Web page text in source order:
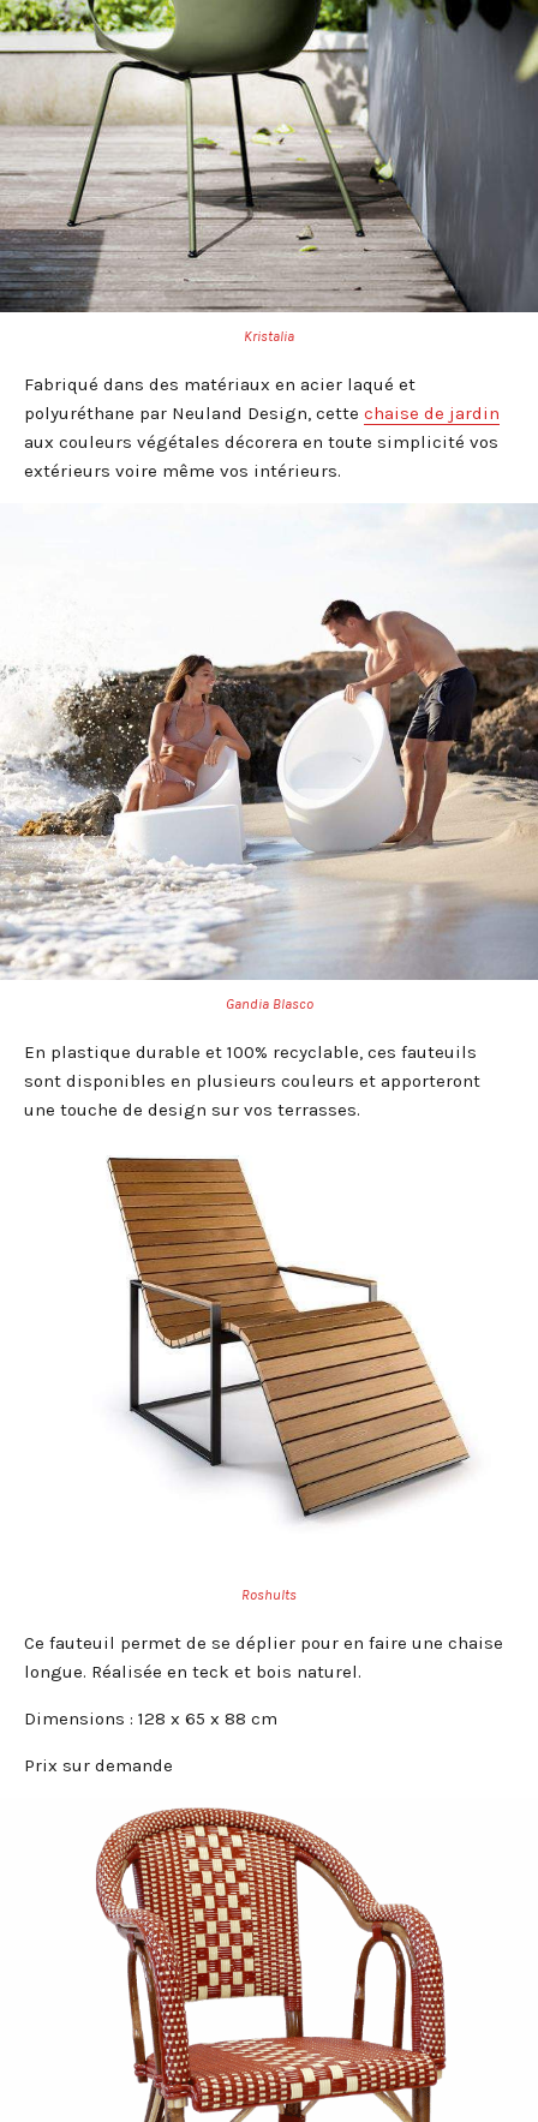
Kristalia
Fabriqué dans des matériaux en acier laqué et
polyuréthane par Neuland Design, cette chaise de jardin
aux couleurs végétales décorera en toute simplicité vos
extérieurs voire même vos intérieurs.
Gandia Blasco
En plastique durable et 100% recyclable, ces fauteuils
sont disponibles en plusieurs couleurs et apporteront
une touche de design sur vos terrasses.
Roshults
Ce fauteuil permet de se déplier pour en faire une chaise
longue. Réalisée en teck et bois naturel.
Dimensions : 128 x 65 x 88 cm
Prix sur demande